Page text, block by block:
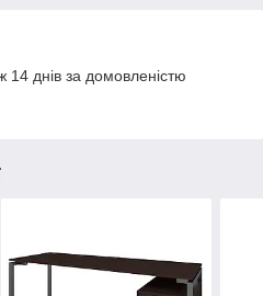
днів за домовленістю